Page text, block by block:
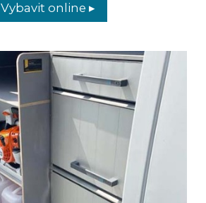
Vybavit online ▸